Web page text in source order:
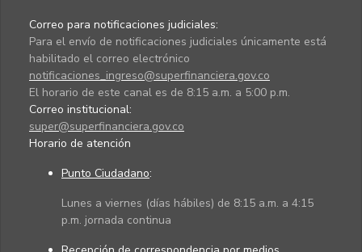
Correo para notificaciones judiciales:
Para el envío de notificaciones judiciales únicamente está
habilitado el correo electrónico
notificaciones_ingreso@superfinanciera.gov.co
El horario de este canal es de 8:15 a.m. a 5:00 p.m.
Correo institucional:
super@superfinanciera.gov.co
Horario de atención
Punto Ciudadano:
Lunes a viernes (días hábiles) de 8:15 a.m. a 4:15
p.m. jornada continua